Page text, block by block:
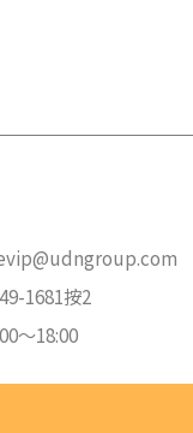
1681按2
～18:00